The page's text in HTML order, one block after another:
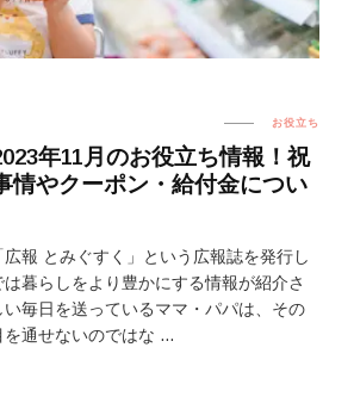
お役立ち
年11月のお役立ち情報！祝
情やクーポン・給付金につい
報 とみぐすく」という広報誌を発行し
暮らしをより豊かにする情報が紹介さ
毎日を送っているママ・パパは、その
を通せないのではな …